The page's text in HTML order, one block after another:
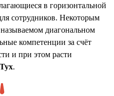
в горизонтальной
сотрудников. Некоторым
называемом диагональном
компетенции за счёт
и при этом расти
.